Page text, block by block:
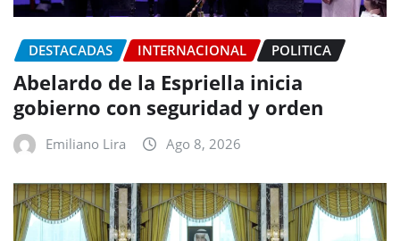
DESTACADAS INTERNACIONAL POLITICA
Abelardo de la Espriella inicia
gobierno con seguridad y orden
Emiliano Lira Ago 8, 2026